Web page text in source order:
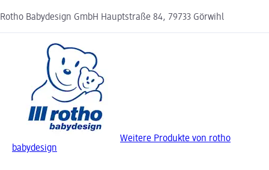
Rotho Babydesign GmbH Hauptstraße 84, 79733 Görwihl
Weitere Produkte von rotho
babydesign